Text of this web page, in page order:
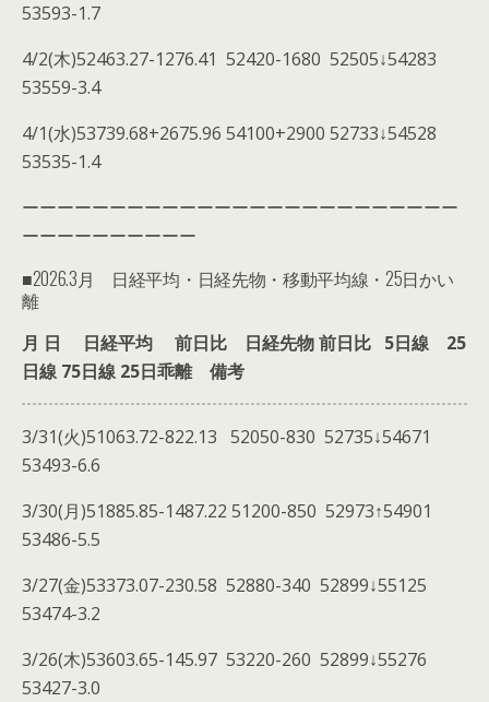
53593-1.7
4/2(木)52463.27-1276.41 52420-1680 52505↓54283
53559-3.4
4/1(水)53739.68+2675.96 54100+2900 52733↓54528
53535-1.4
ーーーーーーーーーーーーーーーーーーーーーーーーー
ーーーーーーーーーー
■2026.3月 日経平均・日経先物・移動平均線・25日かい
離
月 日 日経平均 前日比 日経先物 前日比 5日線 25
日線 75日線 25日乖離 備考
3/31(火)51063.72-822.13 52050-830 52735↓54671
53493-6.6
3/30(月)51885.85-1487.22 51200-850 52973↑54901
53486-5.5
3/27(金)53373.07-230.58 52880-340 52899↓55125
53474-3.2
3/26(木)53603.65-145.97 53220-260 52899↓55276
53427-3.0